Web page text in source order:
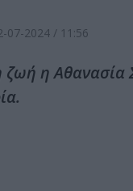
07-2024 / 11:56
η Αθανασία